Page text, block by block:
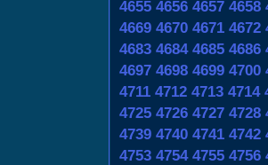
4655 4656 4657 4658
4669 4670 4671 4672
4683 4684 4685 4686
4697 4698 4699 4700
4711 4712 4713 4714
4725 4726 4727 4728
4739 4740 4741 4742
4753 4754 4755 4756